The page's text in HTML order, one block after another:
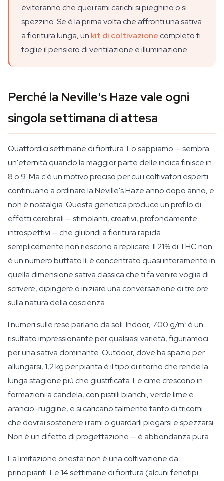
eviteranno che quei rami carichi si pieghino o si
spezzino. Se è la prima volta che affronti una sativa
a fioritura lunga, un kit di coltivazione completo ti
toglie il pensiero di ventilazione e illuminazione.
Perché la Neville's Haze vale ogni
singola settimana di attesa
Quattordici settimane di fioritura. Lo sappiamo — sembra
un'eternità quando la maggior parte delle indica finisce in
8 o 9. Ma c'è un motivo preciso per cui i coltivatori esperti
continuano a ordinare la Neville's Haze anno dopo anno, e
non è nostalgia. Questa genetica produce un profilo di
effetti cerebrali — stimolanti, creativi, profondamente
introspettivi — che gli ibridi a fioritura rapida
semplicemente non riescono a replicare. Il 21% di THC non
è un numero buttato lì: è concentrato quasi interamente in
quella dimensione sativa classica che ti fa venire voglia di
scrivere, dipingere o iniziare una conversazione di tre ore
sulla natura della coscienza.
I numeri sulle rese parlano da soli. Indoor, 700 g/m² è un
risultato impressionante per qualsiasi varietà, figuriamoci
per una sativa dominante. Outdoor, dove ha spazio per
allungarsi, 1,2 kg per pianta è il tipo di ritorno che rende la
lunga stagione più che giustificata. Le cime crescono in
formazioni a candela, con pistilli bianchi, verde lime e
arancio-ruggine, e si caricano talmente tanto di tricomi
che dovrai sostenere i rami o guardarli piegarsi e spezzarsi.
Non è un difetto di progettazione — è abbondanza pura.
La limitazione onesta: non è una coltivazione da
principianti. Le 14 settimane di fioritura (alcuni fenotipi